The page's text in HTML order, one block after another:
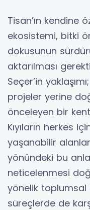
Tisan’ın kendine
ekosistemi, bitki
dokusunun
aktarılması
Seçer’in
projeler yerine
önceleyen bir
Kıyıların herkes
yaşanabilir
yönündeki bu
neticelenmesi
yönelik toplumsal
süreçlerde de